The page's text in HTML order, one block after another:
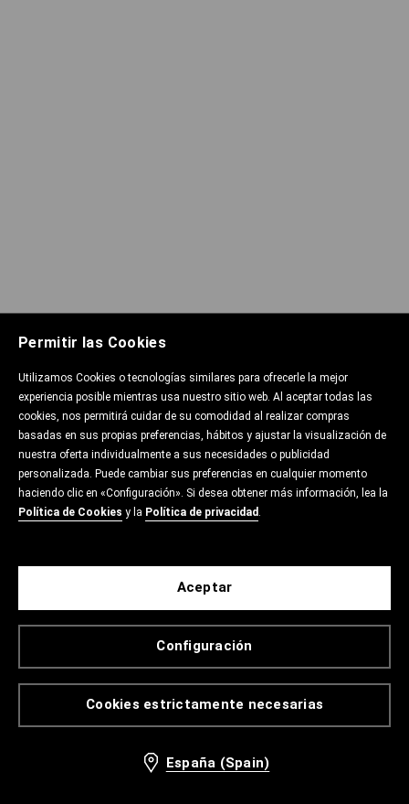
Permitir las Cookies
Utilizamos Cookies o tecnologías similares para ofrecerle la mejor
experiencia posible mientras usa nuestro sitio web. Al aceptar todas las
cookies, nos permitirá cuidar de su comodidad al realizar compras
basadas en sus propias preferencias, hábitos y ajustar la visualización de
nuestra oferta individualmente a sus necesidades o publicidad
personalizada. Puede cambiar sus preferencias en cualquier momento
haciendo clic en «Configuración». Si desea obtener más información, lea la
Política de Cookies y la Política de privacidad.
Cookies estrictamente necesarias
Configuración
Aceptar
España (Spain)